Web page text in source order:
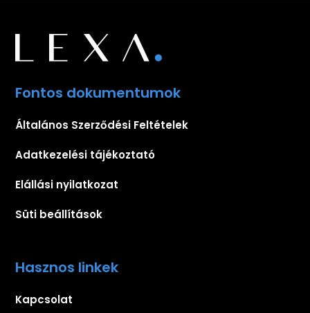
Fontos dokumentumok
Általános Szerződési Feltételek
Adatkezelési tájékoztató
Elállási nyilatkozat
Süti beállítások
Hasznos linkek
Kapcsolat